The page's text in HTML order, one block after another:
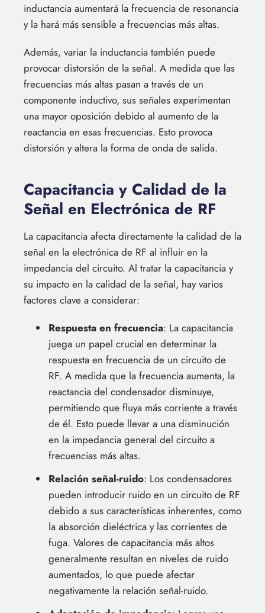
inductancia aumentará la frecuencia de resonancia
y la hará más sensible a frecuencias más altas.
Además, variar la inductancia también puede
provocar distorsión de la señal. A medida que las
frecuencias más altas pasan a través de un
componente inductivo, sus señales experimentan
una mayor oposición debido al aumento de la
reactancia en esas frecuencias. Esto provoca
distorsión y altera la forma de onda de salida.
Capacitancia y Calidad de la
Señal en Electrónica de RF
La capacitancia afecta directamente la calidad de la
señal en la electrónica de RF al influir en la
impedancia del circuito. Al tratar la capacitancia y
su impacto en la calidad de la señal, hay varios
factores clave a considerar:
Respuesta en frecuencia: La capacitancia
juega un papel crucial en determinar la
respuesta en frecuencia de un circuito de
RF. A medida que la frecuencia aumenta, la
reactancia del condensador disminuye,
permitiendo que fluya más corriente a través
de él. Esto puede llevar a una disminución
en la impedancia general del circuito a
frecuencias más altas.
Relación señal-ruido: Los condensadores
pueden introducir ruido en un circuito de RF
debido a sus características inherentes, como
la absorción dieléctrica y las corrientes de
fuga. Valores de capacitancia más altos
generalmente resultan en niveles de ruido
aumentados, lo que puede afectar
negativamente la relación señal-ruido.